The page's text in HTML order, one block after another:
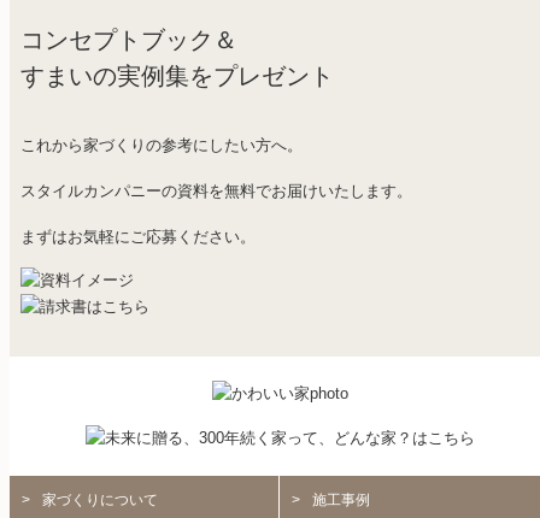
コンセプトブック＆
すまいの実例集をプレゼント
これから家づくりの参考にしたい方へ。
スタイルカンパニーの資料を無料でお届けいたします。
まずはお気軽にご応募ください。
家づくりについて 施工事例